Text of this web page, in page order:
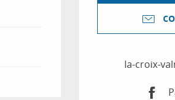
la-croix-